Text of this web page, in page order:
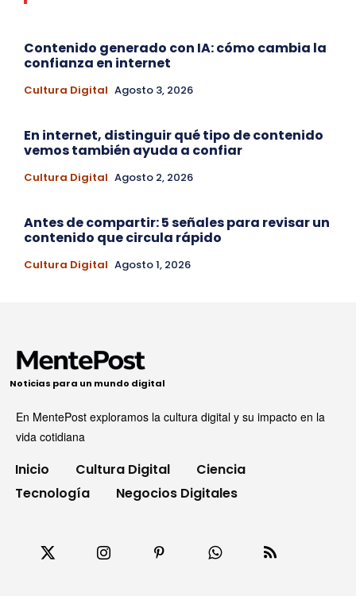
Contenido generado con IA: cómo cambia la
confianza en internet
Cultura Digital Agosto 3, 2026
En internet, distinguir qué tipo de contenido
vemos también ayuda a confiar
Cultura Digital Agosto 2, 2026
Antes de compartir: 5 señales para revisar un
contenido que circula rápido
Cultura Digital Agosto 1, 2026
Noticias para un mundo digital
En MentePost exploramos la cultura digital y su impacto en la
vida cotidiana
Inicio Cultura Digital
Ciencia
Tecnología
Negocios Digitales